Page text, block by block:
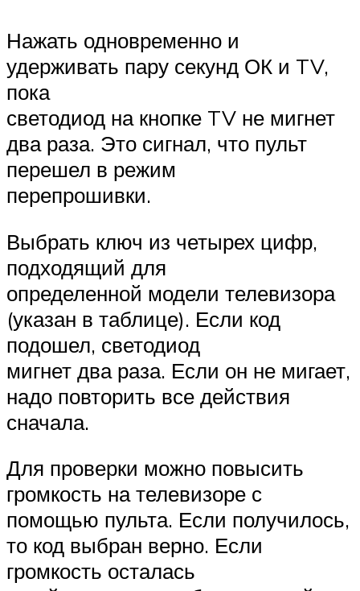
Нажать одновременно и
удерживать пару секунд ОК и TV,
пока
светодиод на кнопке TV не мигнет
два раза. Это сигнал, что пульт
перешел в режим
перепрошивки.
Выбрать ключ из четырех цифр,
подходящий для
определенной модели телевизора
(указан в таблице). Если код
подошел, светодиод
мигнет два раза. Если он не мигает,
надо повторить все действия
сначала.
Для проверки можно повысить
громкость на телевизоре с
помощью пульта. Если получилось,
то код выбран верно. Если
громкость осталась